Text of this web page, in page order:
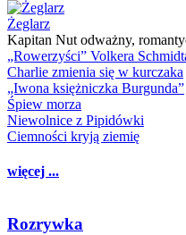
Żeglarz
Kapitan Nut odważny,
„Rowerzyści” Volkera
Charlie zmienia się w kurczaka
„Iwona księżniczka Burgunda”
Śpiew morza
Niewolnice z Pipidówki
Ciemności kryją ziemię
więcej ...
Rozrywka